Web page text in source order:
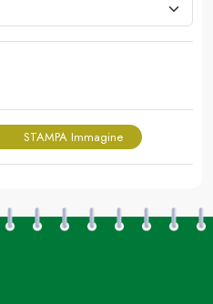
STAMPA Immagine